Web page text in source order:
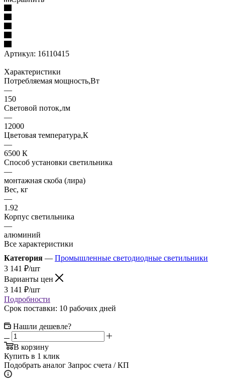
Артикул: 16110415
Характеристики
Потребляемая мощность,Вт
—
150
Световой поток,лм
—
12000
Цветовая температура,К
—
6500 К
Способ установки светильника
—
монтажная скоба (лира)
Вес, кг
—
1.92
Корпус светильника
—
алюминий
Все характеристики
Категория — Промышленные светодиодные светильники
3 141 ₽/шт
Варианты цен
3 141 ₽/шт
Подробности
Срок поставки: 10 рабочих дней
Нашли дешевле?
В корзину
Купить в 1 клик
Подобрать аналог Запрос счета / КП